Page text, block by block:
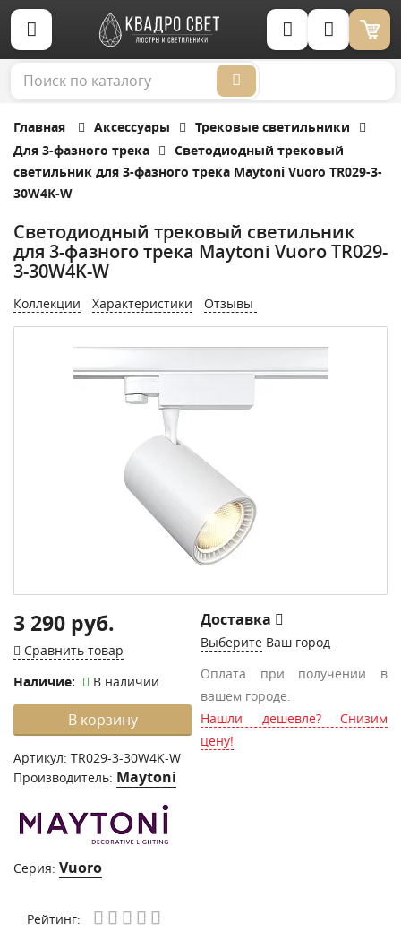
Корзина (0)
Главная Аксессуары
Трековые светильники
Для 3-фазного трека
Светодиодный трековый
светильник для 3-фазного трека Maytoni Vuoro TR029-3-
30W4K-W
Светодиодный трековый светильник
для 3-фазного трека Maytoni Vuoro TR029-
3-30W4K-W
Коллекции Характеристики Отзывы
3 290 руб.
Сравнить товар
Наличие:
В наличии
В корзину
Артикул: TR029-3-30W4K-W
Производитель: Maytoni
Серия: Vuoro
Доставка
Выберите Ваш город
Оплата при получении в
вашем городе.
Нашли дешевле? Снизим
цену!
Рейтинг: